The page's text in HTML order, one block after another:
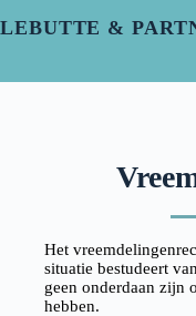
LEBUTTE &
Het
situatie bestudeert
geen onderdaan zijn
hebben.